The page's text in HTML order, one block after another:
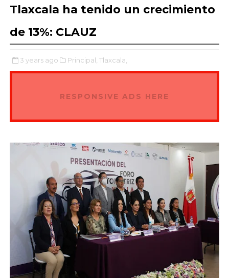
Tlaxcala ha tenido un crecimiento
de 13%: CLAUZ
3 years ago Principal, Tlaxcala,
RESPONSIVE ADS HERE